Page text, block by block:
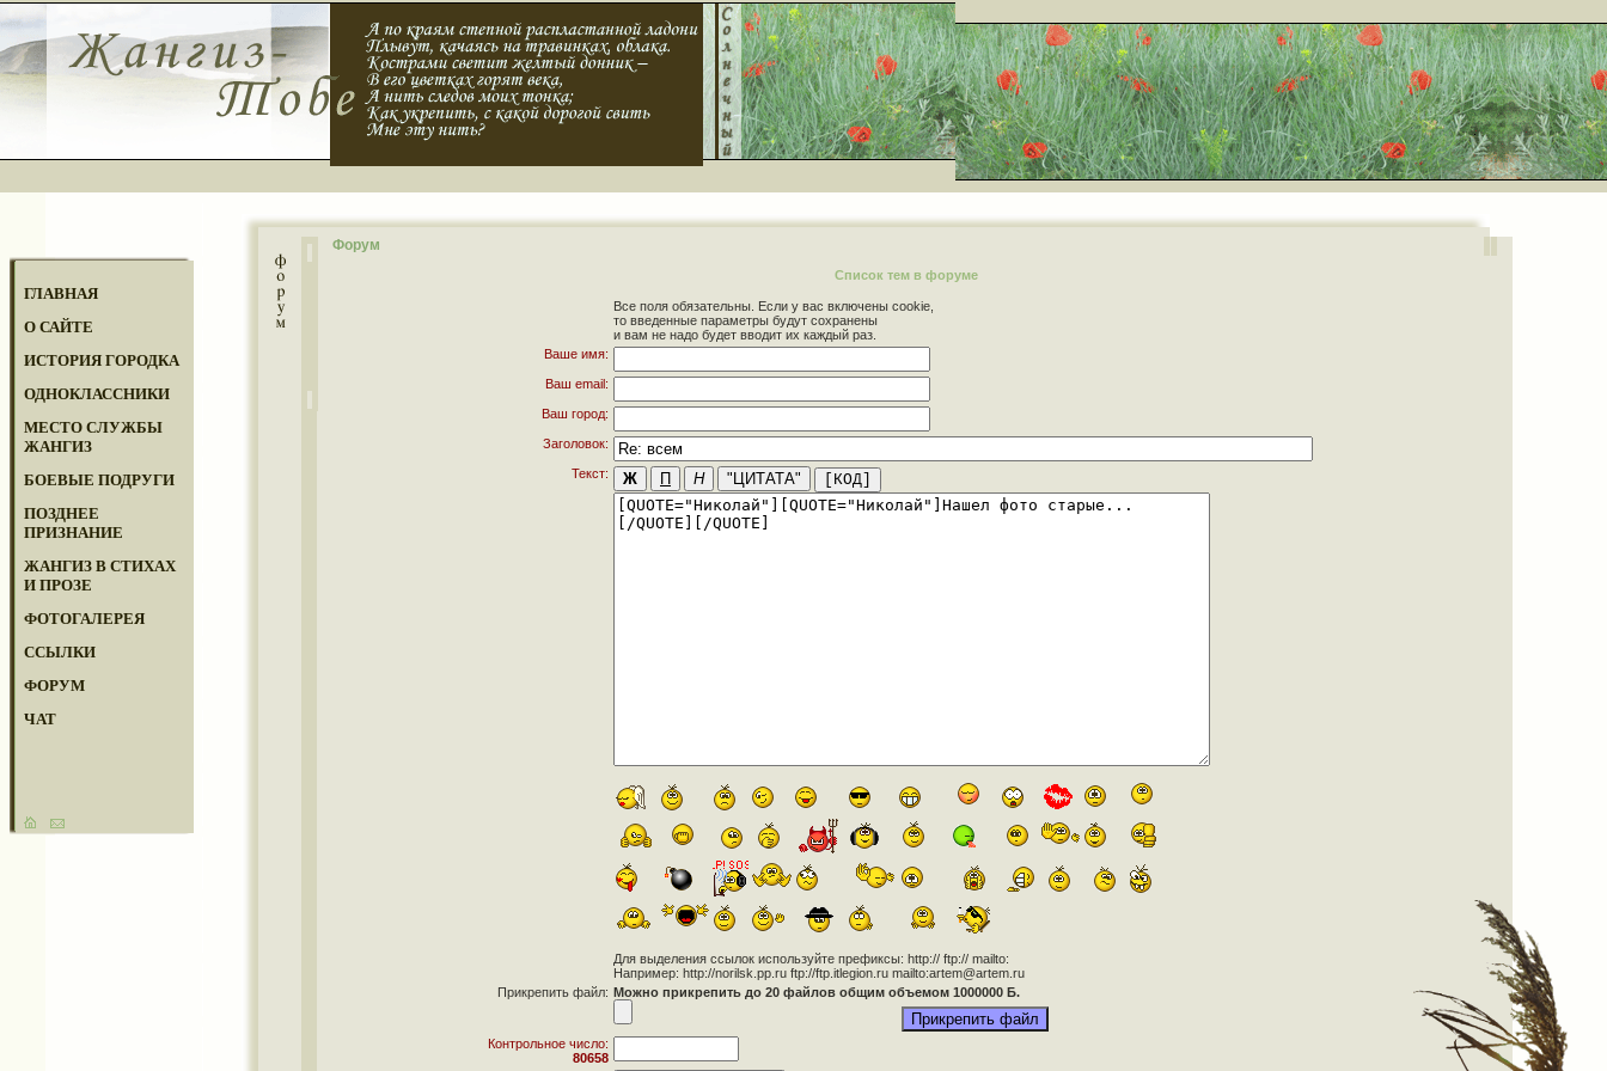
ГЛАВНАЯ
О САЙТЕ
ИСТОРИЯ ГОРОДКА
ОДНОКЛАССНИКИ
МЕСТО СЛУЖБЫ
ЖАНГИЗ
БОЕВЫЕ ПОДРУГИ
ПОЗДНЕЕ
ПРИЗНАНИЕ
ЖАНГИЗ В СТИХАХ
И ПРОЗЕ
ФОТОГАЛЕРЕЯ
ССЫЛКИ
ФОРУМ
ЧАТ
Форум
Список тем в форуме
Все поля обязательны. Если у вас включены cookie,
то введенные параметры будут сохранены
и вам не надо будет вводит их каждый раз.
Ваше имя:
Ваш email:
Ваш город:
Заголовок:
Текст:
Для выделения ссылок используйте префиксы: http:// ftp:// mailto:
Например: http://norilsk.pp.ru ftp://ftp.itlegion.ru mailto:artem@artem.ru
Прикрепить файл: Можно прикрепить до 20 файлов общим объемом 1000000 Б.
Контрольное число:
80658